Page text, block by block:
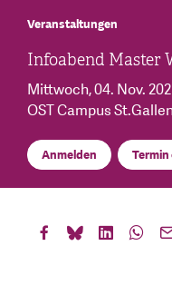
Veranstaltungen
Infoabend Master
Mittwoch, 04. Nov.
OST Campus
Anmelden